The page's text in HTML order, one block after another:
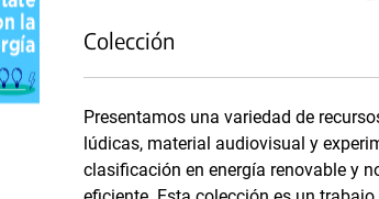
Colección
Presentamos una variedad de
lúdicas, material audiovisual y
clasificación en energía renovable y